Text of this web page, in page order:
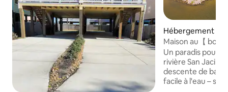
Hébergement ⋅
Maison au【 bord
mise à l'eau,
Un paradis pour
rivière San
descente de
facile à l'eau –